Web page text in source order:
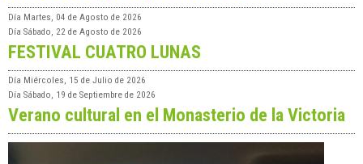
Día Martes, 04 de Agosto de 2026
Día Sábado, 22 de Agosto de 2026
FESTIVAL CUATRO LUNAS
Día Miércoles, 15 de Julio de 2026
Día Sábado, 19 de Septiembre de 2026
Verano cultural en el Monasterio de la Victoria